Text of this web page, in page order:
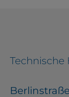
Technische